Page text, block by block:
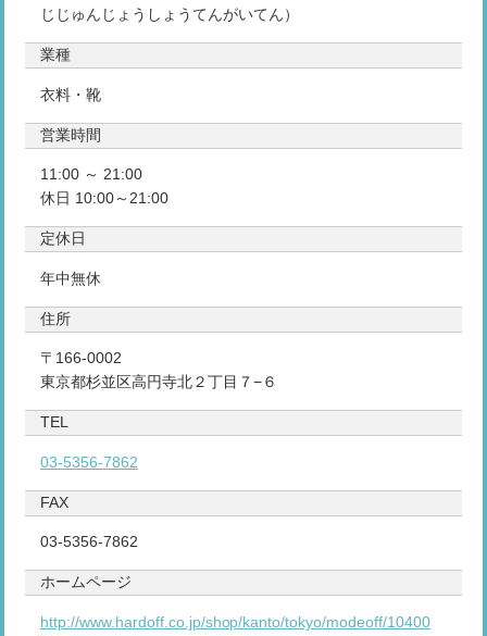
じじゅんじょうしょうてんがいてん）
業種
衣料・靴
営業時間
11:00 ～ 21:00
休日 10:00～21:00
定休日
年中無休
住所
〒166-0002
東京都杉並区高円寺北２丁目７−６
TEL
03-5356-7862
FAX
03-5356-7862
ホームページ
http://www.hardoff.co.jp/shop/kanto/tokyo/modeoff/10400